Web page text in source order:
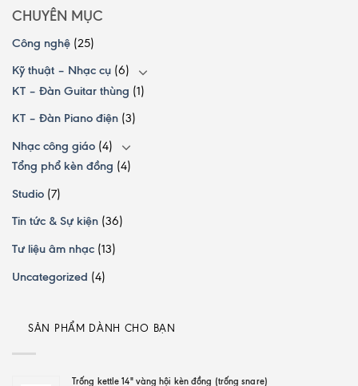
CHUYÊN MỤC
Công nghệ (25)
Kỹ thuật – Nhạc cụ (6)
KT – Đàn Guitar thùng (1)
KT – Đàn Piano điện (3)
Nhạc công giáo (4)
Tổng phổ kèn đồng (4)
Studio (7)
Tin tức & Sự kiện (36)
Tư liệu âm nhạc (13)
Uncategorized (4)
SẢN PHẨM DÀNH CHO BẠN
Trống kettle 14" vàng hội kèn đồng (trống snare)